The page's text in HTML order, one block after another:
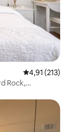
4,91 de uma
4,91 (213)
Rock,